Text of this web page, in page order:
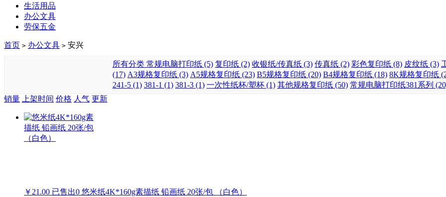
生活用品
办公文具
劳保五金
首页 > 办公文具 > 安兴
所有分类 常规电脑打印纸 (5) 复印纸 (2) 收银纸/传真纸 (3) 传真纸 (2) 彩色复印纸 (8) 皮纹纸 (3)
(17) A3规格复印纸 (3) A5规格复印纸 (23) B5规格复印纸 (20) B4规格复印纸 (18) 8K规格复印纸
241-5 (1) 381-1 (1) 381-3 (1) 一次性纸杯/塑杯 (1) 其他规格复印纸 (50) 常规电脑打印纸381系列
销量
上架时间 价格 人气 更新
￥21.00 已售出0 悠米纸4K*160g素描纸 铅画纸 20张/包 （白色）